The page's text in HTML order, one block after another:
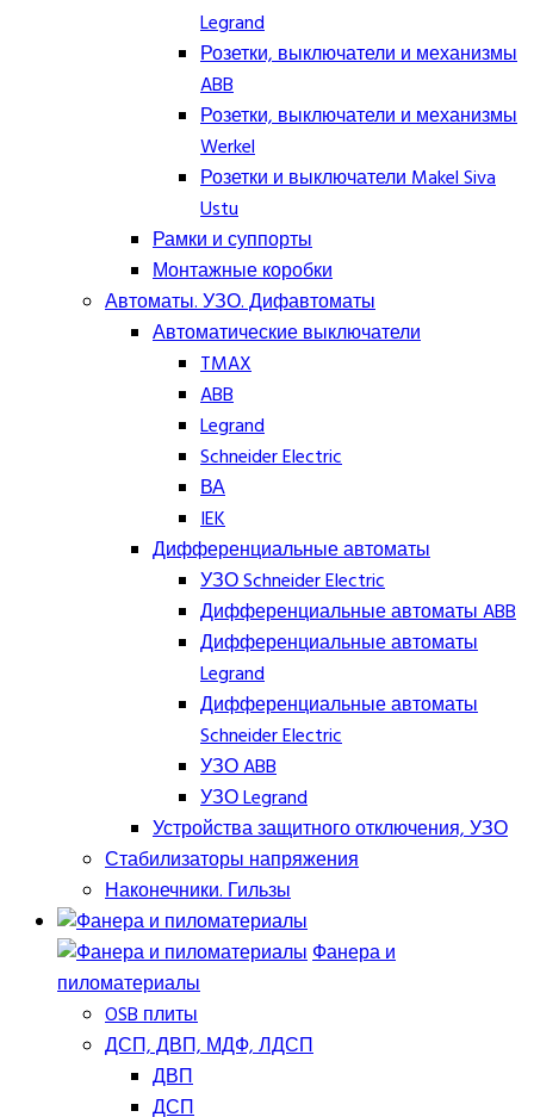
Legrand
Розетки, выключатели и механизмы
ABB
Розетки, выключатели и механизмы
Werkel
Розетки и выключатели Makel Siva
Ustu
Рамки и суппорты
Монтажные коробки
Автоматы. УЗО. Дифавтоматы
Автоматические выключатели
TMAX
ABB
Legrand
Schneider Electric
ВА
IEK
Дифференциальные автоматы
УЗО Schneider Electric
Дифференциальные автоматы ABB
Дифференциальные автоматы
Legrand
Дифференциальные автоматы
Schneider Electric
УЗО ABB
УЗО Legrand
Устройства защитного отключения, УЗО
Стабилизаторы напряжения
Наконечники. Гильзы
Фанера и
пиломатериалы
OSB плиты
ДСП, ДВП, МДФ, ЛДСП
ДВП
ДСП